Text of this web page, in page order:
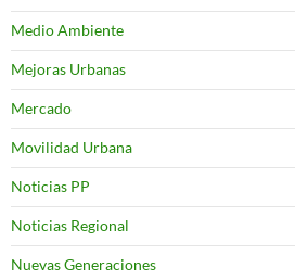
Medio Ambiente
Mejoras Urbanas
Mercado
Movilidad Urbana
Noticias PP
Noticias Regional
Nuevas Generaciones